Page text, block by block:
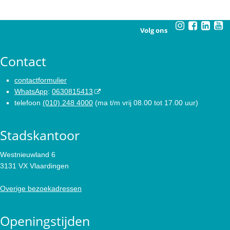
Volg ons
Contact
contactformulier
WhatsApp: 0630815413
telefoon (010) 248 4000 (ma t/m vrij 08.00 tot 17.00 uur)
Stadskantoor
Westnieuwland 6
3131 VX Vlaardingen
Overige bezoekadressen
Openingstijden